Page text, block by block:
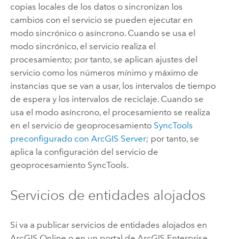
copias locales de los datos o sincronizan los
cambios con el servicio se pueden ejecutar en
modo sincrónico o asíncrono. Cuando se usa el
modo sincrónico, el servicio realiza el
procesamiento; por tanto, se aplican ajustes del
servicio como los números mínimo y máximo de
instancias que se van a usar, los intervalos de tiempo
de espera y los intervalos de reciclaje. Cuando se
usa el modo asíncrono, el procesamiento se realiza
en el servicio de geoprocesamiento SyncTools
preconfigurado con ArcGIS Server; por tanto, se
aplica la configuración del servicio de
geoprocesamiento SyncTools.
Servicios de entidades alojados
Si va a publicar servicios de entidades alojados en